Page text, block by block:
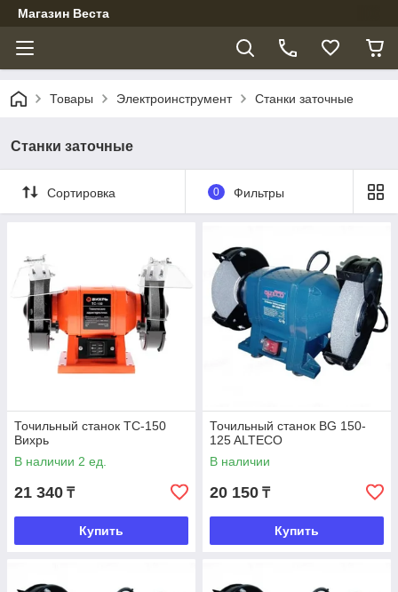
Магазин Веста
Товары Электроинструмент Станки заточные
Станки заточные
Сортировка 0 Фильтры
Точильный станок ТС-150
Вихрь
В наличии 2 ед.
21 340 ₸
Купить
Точильный станок BG 150-
125 ALTECO
В наличии
20 150 ₸
Купить